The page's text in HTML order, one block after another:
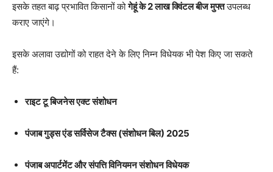
इसके तहत बाढ़ प्रभावित किसानों कोगेहूं के 2 लाख क्विंटल बीज मुफ्तउपलब्ध
कराए जाएंगे।
इसके अलावा उद्योगों को राहत देने के लिए निम्न विधेयक भी पेश किए जा सकते
हैं:
राइट टू बिजनेस एक्ट संशोधन
पंजाब गुड्स एंड सर्विसेज टैक्स (संशोधन बिल) 2025
पंजाब अपार्टमेंट और संपत्ति विनियमन संशोधन विधेयक